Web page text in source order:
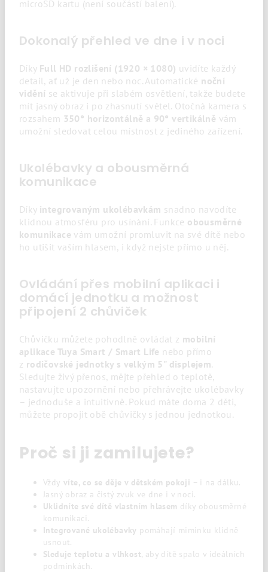
microSD kartu (není součástí balení).
Dokonalý přehled ve dne i v noci
Díky Full HD rozlišení (1920 × 1080) uvidíte každý
detail, ať už je den nebo noc. Automatické noční
vidění se aktivuje při slabém osvětlení, takže budete
mít jasný obraz i po zhasnutí světel. Otočná kamera s
rozsahem 350° horizontálně a 90° vertikálně vám
umožní sledovat celou místnost z jediného zařízení.
Ukolébavky a obousměrná
komunikace
Díky integrovaným ukolébavkám snadno navodíte
klidnou atmosféru pro usínání. Funkce obousměrné
komunikace vám umožní promluvit na své dítě nebo
ho utišit vaším hlasem, i když nejste přímo u něj.
Ovládání přes mobilní aplikaci i
domácí jednotku a možnost
připojení 2 chůviček
Chůvičku můžete pohodlně ovládat z mobilní
aplikace Tuya Smart / Smart Life nebo přímo
z rodičovské jednotky s velkým 5" displejem.
Sledujte živý přenos, mějte přehled o teplotě,
nastavujte upozornění nebo přehrávejte ukolébavky
– jednoduše a intuitivně. Pokud máte doma 2 děti,
můžete propojit obě chůvičky s jednou jednotkou.
Proč si ji zamilujete?
Vždy víte, co se děje v dětském pokoji – i na dálku.
Jasný obraz a čistý zvuk ve dne i v noci.
Uklidníte své dítě vlastním hlasem díky obousměrné
komunikaci.
Integrované ukolébavky pomáhají miminku klidně
usnout.
Sleduje teplotu a vlhkost, aby dítě spalo v ideálních
podmínkách.